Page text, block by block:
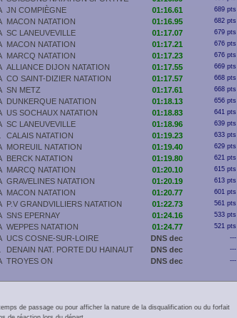
JN COMPIÈGNE 01:16.61 689 pts
MACON NATATION 01:16.95 682 pts
SC LANEUVEVILLE 01:17.07 679 pts
MACON NATATION 01:17.21 676 pts
MARCQ NATATION 01:17.23 676 pts
ALLIANCE DIJON NATATION 01:17.55 669 pts
CO SAINT-DIZIER NATATION 01:17.57 668 pts
SN METZ 01:17.61 668 pts
DUNKERQUE NATATION 01:18.13 656 pts
US SOCHAUX NATATION 01:18.83 641 pts
SC LANEUVEVILLE 01:18.96 639 pts
CALAIS NATATION 01:19.23 633 pts
MOREUIL NATATION 01:19.40 629 pts
BERCK NATATION 01:19.80 621 pts
MARCQ NATATION 01:20.10 615 pts
GRAVELINES NATATION 01:20.19 613 pts
MACON NATATION 01:20.77 601 pts
P.V GRANDVILLIERS NATATION 01:22.73 561 pts
SNS EPERNAY 01:24.16 533 pts
WEPPES NATATION 01:24.77 521 pts
UCS COSNE-SUR-LOIRE DNS dec ---
DENAIN NAT. PORTE DU HAINAUT DNS dec ---
TROYES ON DNS dec ---
de passage ou pour afficher la nature de la disqualification ou du forfait